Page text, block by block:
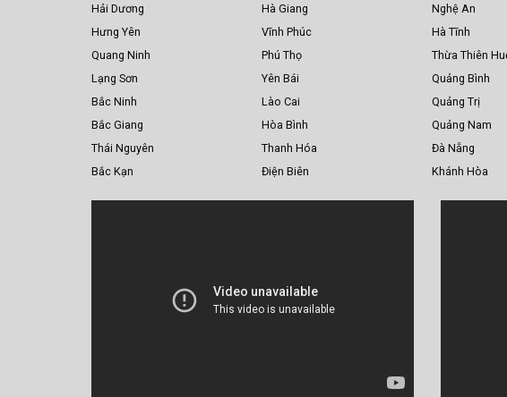
Hải Dương
Hưng Yên
Quang Ninh
Lạng Sơn
Bắc Ninh
Bắc Giang
Thái Nguyên
Bắc Kạn
Hà Giang
Vĩnh Phúc
Phú Thọ
Yên Bái
Lào Cai
Hòa Bình
Thanh Hóa
Điện Biên
Nghệ An
Hà Tĩnh
Thừa Thiên
Quảng Bình
Quảng Trị
Quảng Nam
Đà Nẵng
Khánh Hòa